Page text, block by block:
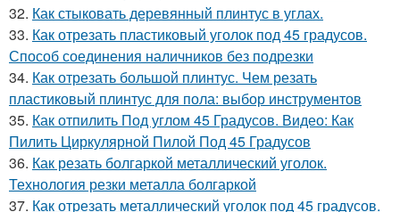
32. Как стыковать деревянный плинтус в углах.
33. Как отрезать пластиковый уголок под 45 градусов.
Способ соединения наличников без подрезки
34. Как отрезать большой плинтус. Чем резать
пластиковый плинтус для пола: выбор инструментов
35. Как отпилить Под углом 45 Градусов. Видео: Как
Пилить Циркулярной Пилой Под 45 Градусов
36. Как резать болгаркой металлический уголок.
Технология резки металла болгаркой
37. Как отрезать металлический уголок под 45 градусов.